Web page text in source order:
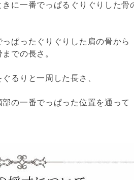
に一番でっぱるぐりぐりした骨
ぱったぐりぐりした肩の骨から
での長さ。
るりと一周した長さ、
の一番でっぱった位置を通って